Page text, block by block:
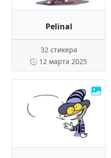
Pelinal
32 стикера
12 марта 2025